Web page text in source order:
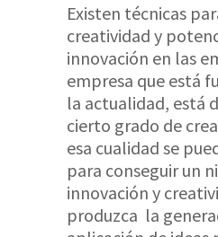
Existen técnicas
creatividad y
innovación en las
empresa que está
la actualidad, está
cierto grado de
esa cualidad se
para conseguir un
innovación y
produzca la